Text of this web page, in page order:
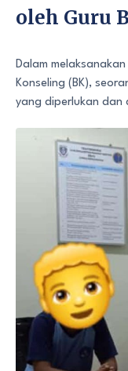
oleh Guru
Dalam
Konseling (BK),
yang diperlukan dan